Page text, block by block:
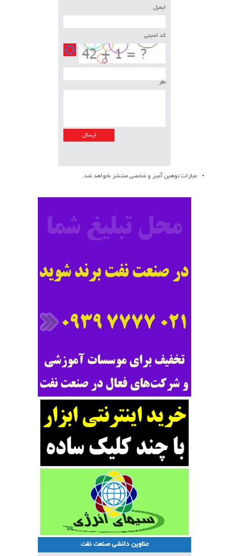
ایمیل
کد امنیتی
نظر
عبارات توهین آمیز و شخصی منتشر نخواهد شد.
عناوین دانشی صنعت نفت